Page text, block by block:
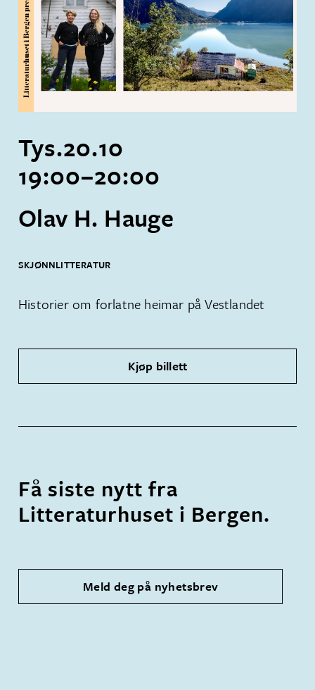
Olav H. Hauge
SKJØNNLITTERATUR
Tys.20.10
19:00–20:00
Kjøp billett
Historier om forlatne heimar på Vestlandet
Få siste nytt fra
Litteraturhuset i Bergen.
Meld deg på nyhetsbrev